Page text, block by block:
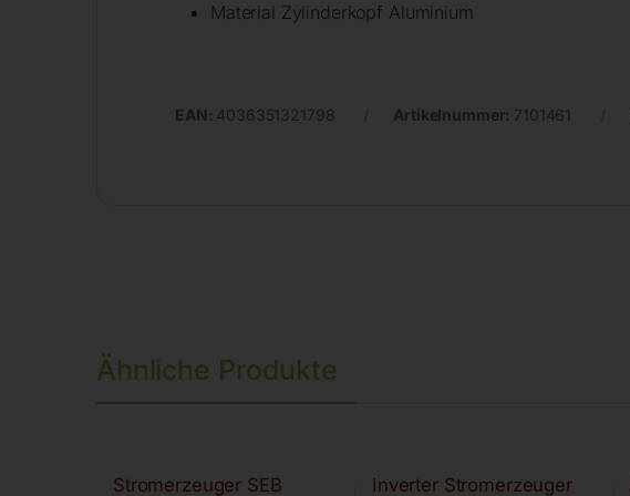
Material Zylinderkopf Aluminium
EAN: 4036351321798 Artikelnummer: 7101461
Ähnliche Produkte
Stromerzeuger SEB
Inverter Stromerzeuger